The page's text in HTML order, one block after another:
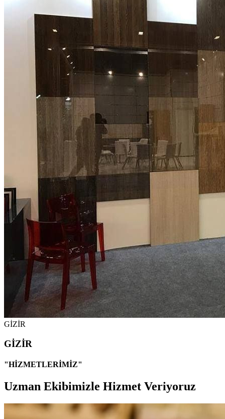
GİZİR
GİZİR
"HİZMETLERİMİZ"
Uzman Ekibimizle Hizmet Veriyoruz